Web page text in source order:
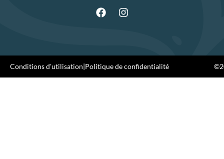
Conditions d'utilisation|Politique de confidentialité